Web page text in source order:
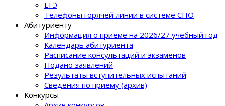
ЕГЭ
Телефоны горячей линии в системе СПО
Абитуриенту
Информация о приеме на 2026/27 учебный год
Календарь абитуриента
Расписание консультаций и экзаменов
Подано заявлений
Результаты вступительных испытаний
Сведения по приему (архив)
Конкурсы